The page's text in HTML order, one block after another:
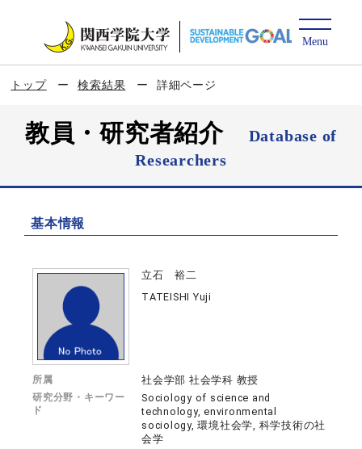
トップ 検索結果 詳細ページ
教員・研究者紹介
Database of
Researchers
基本情報
立石 裕二
TATEISHI Yuji
所属 社会学部 社会学科 教授
研究分野・キーワー
ド
Sociology of science and
technology, environmental
sociology, 環境社会学, 科学技術の社
会学